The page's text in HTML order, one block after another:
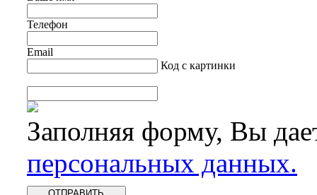
Телефон
Email
Код с картинки
Заполняя форму, Вы
персональных данных.